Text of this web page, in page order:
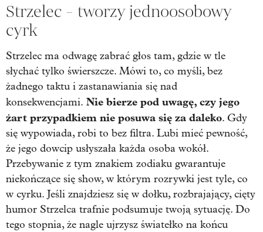
Strzelec - tworzy jednoosobowy
cyrk
Strzelec ma odwagę zabrać głos tam, gdzie w tle
słychać tylko świerszcze. Mówi to, co myśli, bez
żadnego taktu i zastanawiania się nad
konsekwencjami. Nie bierze pod uwagę, czy jego
żart przypadkiem nie posuwa się za daleko. Gdy
się wypowiada, robi to bez filtra. Lubi mieć pewność,
że jego dowcip usłyszała każda osoba wokół.
Przebywanie z tym znakiem zodiaku gwarantuje
niekończące się show, w którym rozrywki jest tyle, co
w cyrku. Jeśli znajdziesz się w dołku, rozbrajający, cięty
humor Strzelca trafnie podsumuje twoją sytuację. Do
tego stopnia, że nagle ujrzysz światełko na końcu